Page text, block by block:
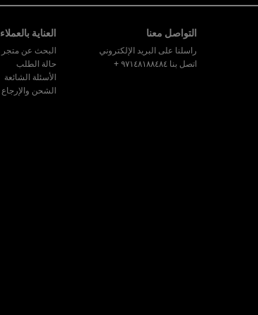
التواصل معنا
راسلنا على البريد الإلكتروني
اتصل بنا ٩٧١٤٨١٨٨٤٨٤
+
العناية بالعملاء
البحث عن متجر
حالة الطلب
الأسئلة الشائعة
الشحن والإرجاع